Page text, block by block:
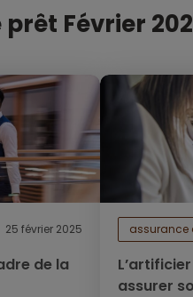
Février
25 février 2025
de la
assurance
assurer